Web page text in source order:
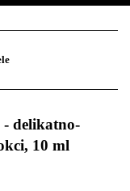
Dodaj zgłoszenie
Zgody cookies
delikatno-
10 ml